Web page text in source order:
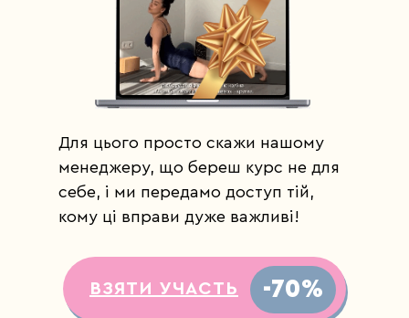
-70%
ВЗЯТИ УЧАСТЬ
Для цього просто скажи нашому
менеджеру, що береш курс не для
себе, і ми передамо доступ тій,
кому ці вправи дуже важливі!